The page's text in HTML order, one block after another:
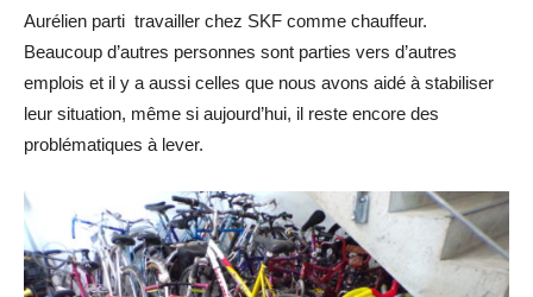
Aurélien parti travailler chez SKF comme chauffeur.
Beaucoup d’autres personnes sont parties vers d’autres
emplois et il y a aussi celles que nous avons aidé à stabiliser
leur situation, même si aujourd’hui, il reste encore des
problématiques à lever.